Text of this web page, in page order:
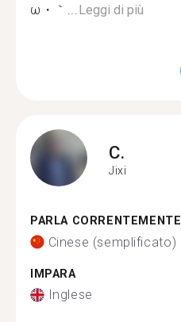
ω・｀...Leggi di più
C.
Jixi
PARLA CORRENTEMENTE
Cinese (semplificato)
IMPARA
Inglese